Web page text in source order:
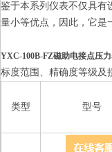
鉴于本系列仪表不仅具有
量小等优点，因此，它是
YXC-100B-FZ磁助电接点压
标度范围、精确度等级及
类型 型号
YXC-100